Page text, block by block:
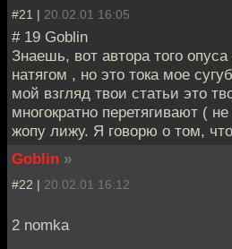
#21 | 20.02.01 16:05
# 19 Goblin
Знаешь, вот автора того
натягом , но это тока мое
мой взгляд твои статьи это
многократно перетягивают (
жопу лижу. Я говорю о том,
Goblin »
#22 | 20.02.01 16:12
2 nomka